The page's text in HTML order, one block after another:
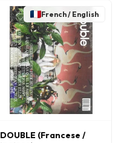
French / English
DOUBLE (Francese /